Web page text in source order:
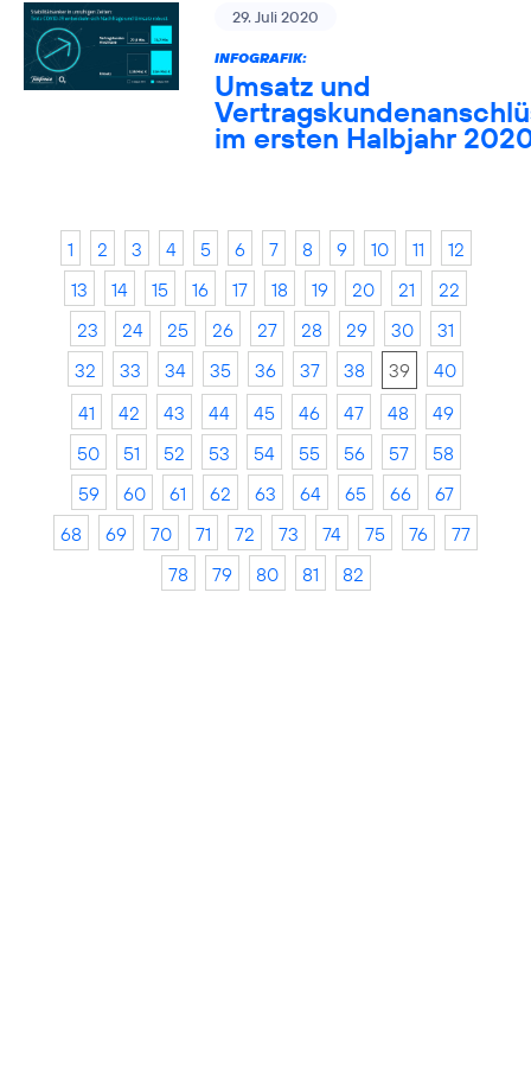
29. Juli 2020
INFOGRAFIK:
Umsatz und
im ersten Halbjahr
1 2 3 4 5 6 7 8 9 10 11
12
13
14 15 16 17 18 19 20 21
22
23
24 25 26 27 28 29 30
31
32
33 34 35 36 37 38 39
40
41
42 43 44 45 46 47 48
49
50
51 52 53 54 55 56 57
58
59
60 61 62 63 64 65 66
67
68
69 70 71 72 73 74 75 76
77
78
79 80 81 82